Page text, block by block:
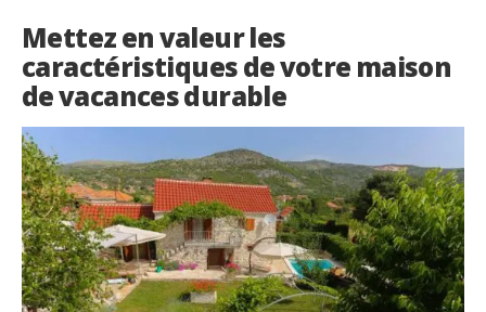
Mettez en valeur les
caractéristiques de votre maison
de vacances durable